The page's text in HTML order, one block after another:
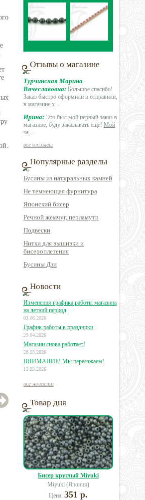
силиконовый
мягкий Кольцо
50 руб.
Молд силиконовый
мягкий Кольцо
50 руб.
Отзывы о магазине
Турчинская Марина
Вячеславовна: Большое спасибо!
Заказ быстро оформили и отправили,
в магазине х ...
Ирина: Это был мой первый заказ в
магазине, буду заказывать ещё! Мой
за ...
все отзывы
Популярные разделы
Бусины из натуральных камней
Не темнеющая фурнитура
Японский бисер
Речной жемчуг, перламутр
Подвески
Нитки для вышивки и
бисероплетения
Бусины Дзи
Новости
Изменения графика работы магазина
на летний период
03.06.2026
График работы в праздники
29.04.2026
Магазин снова работает!
28.03.2026
ВНИМАНИЕ! Мы переезжаем!
13.03.2026
все новости
Товар дня
Бисер круглый Miyuki
Miyuki (Япония)
Цена: 351 р.